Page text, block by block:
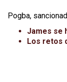
Pogba,
James se
Los retos